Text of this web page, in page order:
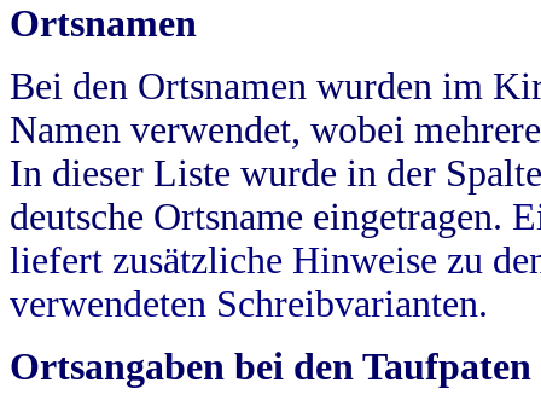
Ortsnamen
Bei den Ortsnamen wurden im
Namen verwendet, wobei
In dieser Liste wurde in der
deutsche Ortsname eingetragen.
liefert zusätzliche Hinweise zu
verwendeten Schreibvarianten.
Ortsangaben bei den Taufpaten